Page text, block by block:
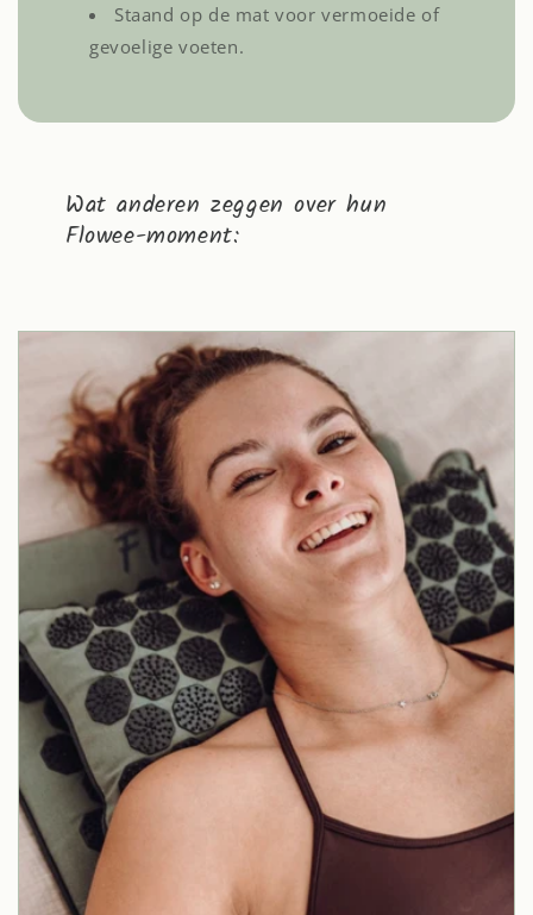
Staand op de mat voor vermoeide of
gevoelige voeten.
Wat anderen zeggen over hun
Flowee-moment: